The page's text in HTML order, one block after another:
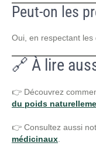
Peut-on les
Oui, en respectant
🔗 À lire
👉 Découvrez
du poids
👉 Consultez aussi
médicinaux.